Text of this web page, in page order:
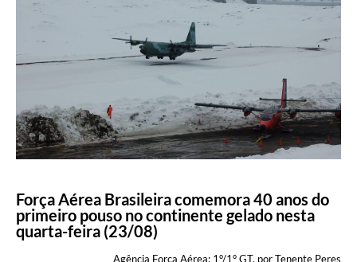
Força Aérea Brasileira comemora 40 anos do
primeiro pouso no continente gelado nesta
quarta-feira (23/08)
Agência Força Aérea: 1°/1° GT, por Tenente Peres